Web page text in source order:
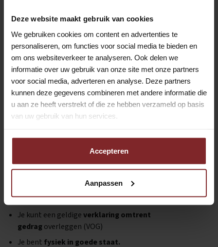
Deze website maakt gebruik van cookies
We gebruiken cookies om content en advertenties te
personaliseren, om functies voor social media te bieden en
om ons websiteverkeer te analyseren. Ook delen we
informatie over uw gebruik van onze site met onze partners
voor social media, adverteren en analyse. Deze partners
kunnen deze gegevens combineren met andere informatie die
u aan ze heeft verstrekt of die ze hebben verzameld op basis
van uw gebruik van hun services.
Accepteren
Aanpassen
Ja, maar je hebt onderweg veel contact met
passagiers.
Is dit werk geschikt voor AOW'ers?
Jazeker, dit is een parttime baan waar je een
belangrijke maatschappelijke functie hebt. Je werkt
maar een paar uur per dag waardoor je een goede
Functie-eisen Chauffeur groeps- en
leerlingenvervoer Groningen
Je bent in het bezit van eenrijbewijs B
Je kunt een geldigeverklaring omtrent
gedragoverleggen (VOG)
Je bent fysiek in goede staat.